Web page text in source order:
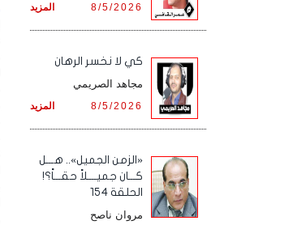
المزيد 8/5/2026
كي لا نخسر الرهان
مجاهد الصريمي
المزيد 8/5/2026
«الزمن الجميل».. هـــل
كـــان جميــــلاً حقـــاً؟!
الحلقة 154
مروان ناصح